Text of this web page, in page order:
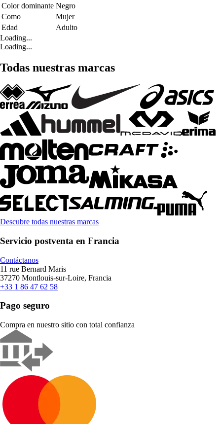
Color dominante Negro
Como
Mujer
Edad
Adulto
Loading...
Loading...
Todas nuestras marcas
Descubre todas nuestras marcas
Servicio postventa en Francia
Contáctanos
11 rue Bernard Maris
37270 Montlouis-sur-Loire, Francia
+33 1 86 47 62 58
Pago seguro
Compra en nuestro sitio con total confianza